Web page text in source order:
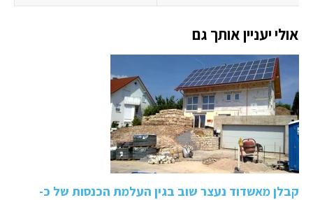
אולי יעניין אותך גם
קבלן מאשדוד נעצר שוב בגין העלמת הכנסות של כ-